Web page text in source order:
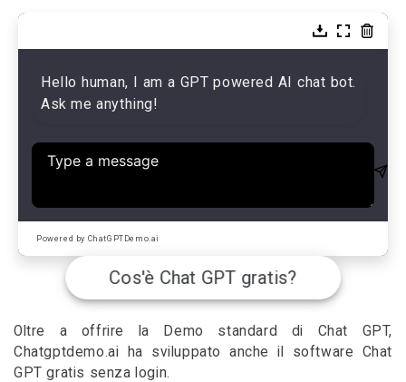
Hello human, I am a GPT powered AI chat bot.
Ask me anything!
Powered by ChatGPTDemo.ai
Cos'è Chat GPT gratis?
Oltre a offrire la Demo standard di Chat GPT,
Chatgptdemo.ai ha sviluppato anche il software Chat
GPT gratis senza login.